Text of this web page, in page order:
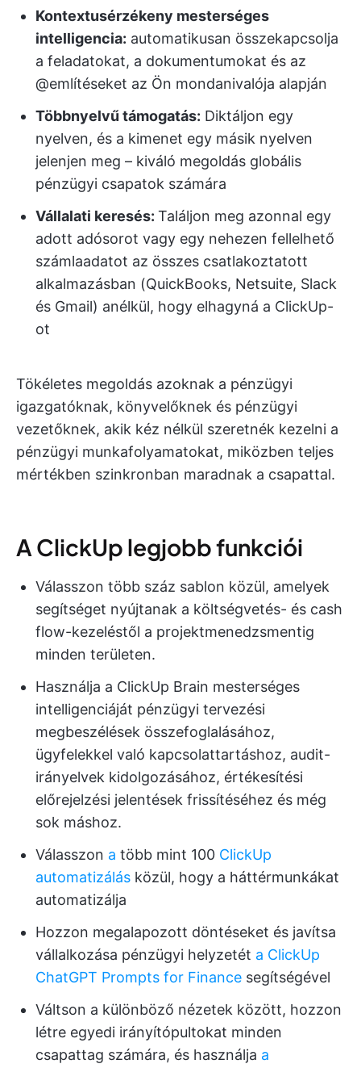
Kontextusérzékeny mesterséges
intelligencia: automatikusan összekapcsolja
a feladatokat, a dokumentumokat és az
@említéseket az Ön mondanivalója alapján
Többnyelvű támogatás: Diktáljon egy
nyelven, és a kimenet egy másik nyelven
jelenjen meg – kiváló megoldás globális
pénzügyi csapatok számára
Vállalati keresés: Találjon meg azonnal egy
adott adósorot vagy egy nehezen fellelhető
számlaadatot az összes csatlakoztatott
alkalmazásban (QuickBooks, Netsuite, Slack
és Gmail) anélkül, hogy elhagyná a ClickUp-
ot
Tökéletes megoldás azoknak a pénzügyi
igazgatóknak, könyvelőknek és pénzügyi
vezetőknek, akik kéz nélkül szeretnék kezelni a
pénzügyi munkafolyamatokat, miközben teljes
mértékben szinkronban maradnak a csapattal.
A ClickUp legjobb funkciói
Válasszon több száz sablon közül, amelyek
segítséget nyújtanak a költségvetés- és cash
flow-kezeléstől a projektmenedzsmentig
minden területen.
Használja a ClickUp Brain mesterséges
intelligenciáját pénzügyi tervezési
megbeszélések összefoglalásához,
ügyfelekkel való kapcsolattartáshoz, audit-
irányelvek kidolgozásához, értékesítési
előrejelzési jelentések frissítéséhez és még
sok máshoz.
Válasszon a több mint 100 ClickUp
automatizálás közül, hogy a háttérmunkákat
automatizálja
Hozzon megalapozott döntéseket és javítsa
vállalkozása pénzügyi helyzetét a ClickUp
ChatGPT Prompts for Finance segítségével
Váltson a különböző nézetek között, hozzon
létre egyedi irányítópultokat minden
csapattag számára, és használja a